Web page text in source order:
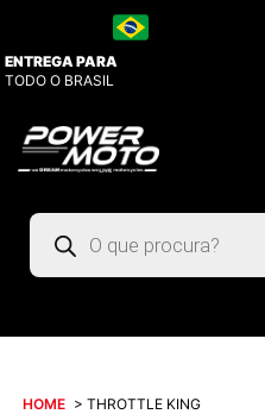
ENTREGA PARA
TODO O BRASIL
Pesquisar
produtos
HOME > THROTTLE KING